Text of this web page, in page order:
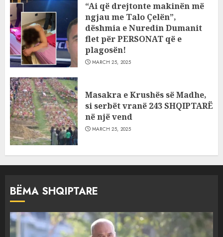
“Ai që drejtonte makinën më
ngjau me Talo Çelën”,
dëshmia e Nuredin Dumanit
flet për PERSONAT që e
plagosën!
MARCH 25, 2025
Masakra e Krushës së Madhe,
si serbët vranë 243 SHQIPTARË
në një vend
MARCH 25, 2025
BËMA SHQIPTARE